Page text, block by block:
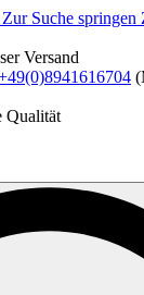
Zur Suche springen
Versand
Qualität